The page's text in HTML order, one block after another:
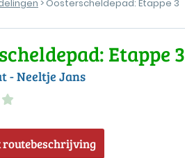
> Oosterscheldepad: Etappe 3
Etappe 3
- Neeltje Jans
routebeschrijving